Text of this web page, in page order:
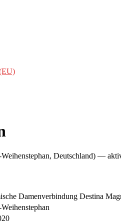
Deutschland) —
Damenverbindung Destina